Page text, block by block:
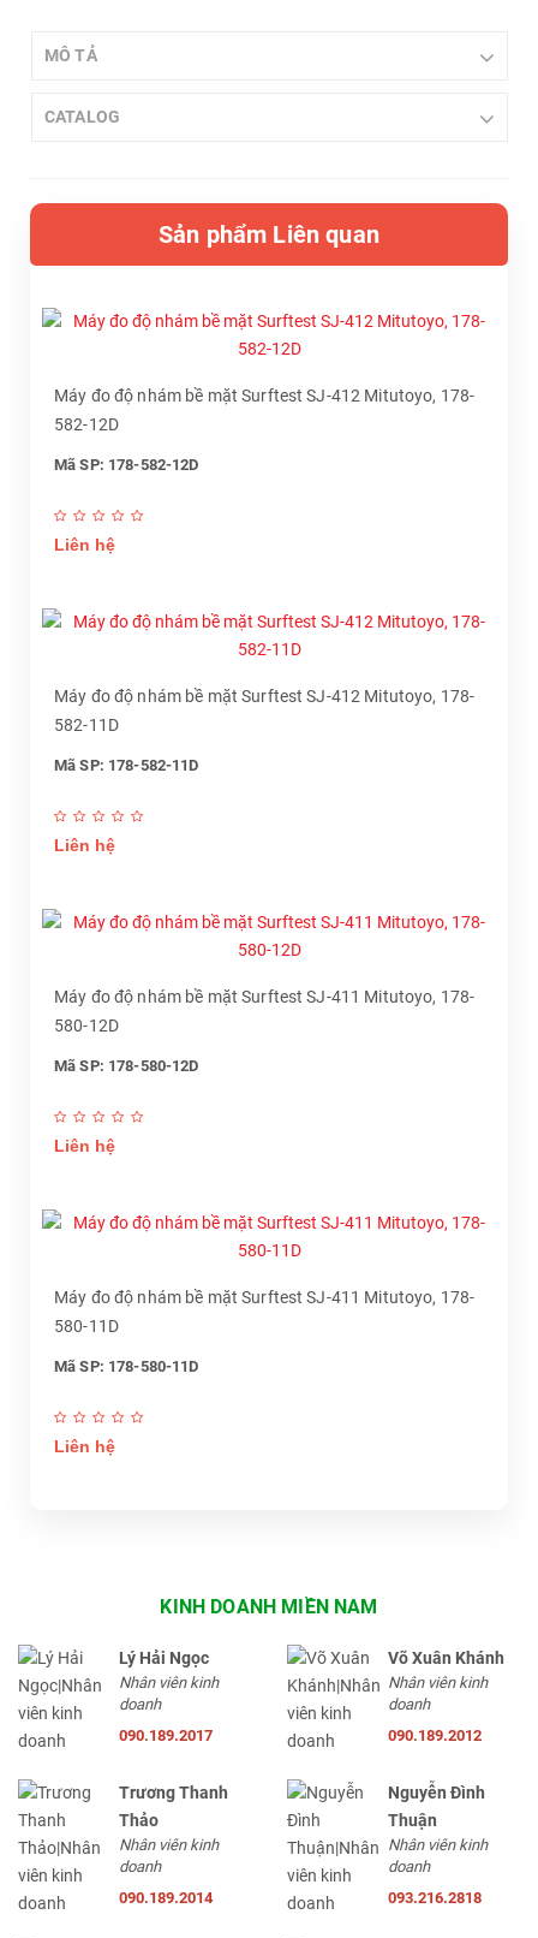
MÔ TẢ
CATALOG
Sản phẩm Liên quan
Máy đo độ nhám bề mặt Surftest SJ-412 Mitutoyo, 178-
582-12D
Mã SP: 178-582-12D
Liên hệ
Máy đo độ nhám bề mặt Surftest SJ-412 Mitutoyo, 178-
582-11D
Mã SP: 178-582-11D
Liên hệ
Máy đo độ nhám bề mặt Surftest SJ-411 Mitutoyo, 178-
580-12D
Mã SP: 178-580-12D
Liên hệ
Máy đo độ nhám bề mặt Surftest SJ-411 Mitutoyo, 178-
580-11D
Mã SP: 178-580-11D
Liên hệ
KINH DOANH MIỀN NAM
Lý Hải Ngọc
Nhân viên kinh
doanh
090.189.2017
Võ Xuân Khánh
Nhân viên kinh
doanh
090.189.2012
Trương Thanh
Thảo
Nhân viên kinh
doanh
090.189.2014
Nguyễn Đình
Thuận
Nhân viên kinh
doanh
093.216.2818